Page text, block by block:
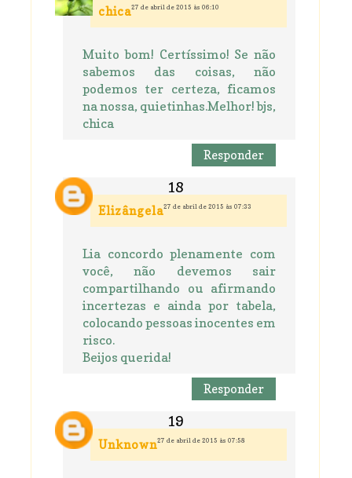
chica27 de abril de 2015 às 06:10
Muito bom! Certíssimo! Se não
sabemos das coisas, não
podemos ter certeza, ficamos
na nossa, quietinhas.Melhor! bjs,
chica
Responder
Elizângela27 de abril de 2015 às 07:33
Lia concordo plenamente com
você, não devemos sair
compartilhando ou afirmando
incertezas e ainda por tabela,
colocando pessoas inocentes em
risco.
Beijos querida!
Responder
Unknown27 de abril de 2015 às 07:58